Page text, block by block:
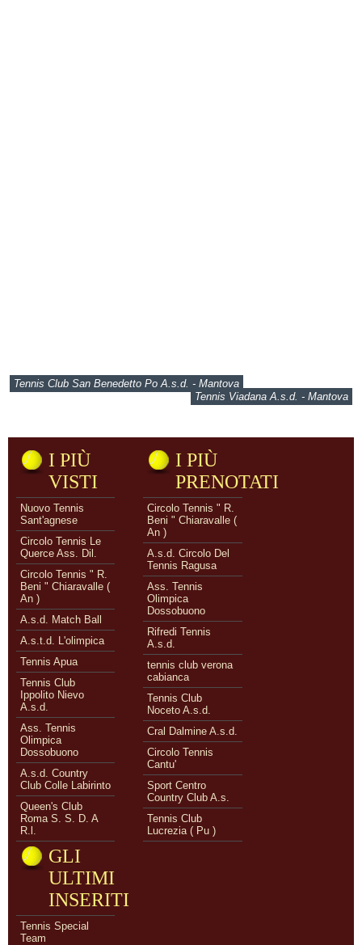
Tennis Club San Benedetto Po A.s.d. - Mantova
Tennis Viadana A.s.d. - Mantova
I PIÙ
VISTI
Nuovo Tennis
Sant'agnese
Circolo Tennis Le
Querce Ass. Dil.
Circolo Tennis " R.
Beni " Chiaravalle (
An )
A.s.d. Match Ball
A.s.t.d. L'olimpica
Tennis Apua
Tennis Club
Ippolito Nievo
A.s.d.
Ass. Tennis
Olimpica
Dossobuono
A.s.d. Country
Club Colle Labirinto
Queen's Club
Roma S. S. D. A
R.l.
I PIÙ
PRENOTATI
Circolo Tennis " R.
Beni " Chiaravalle (
An )
A.s.d. Circolo Del
Tennis Ragusa
Ass. Tennis
Olimpica
Dossobuono
Rifredi Tennis
A.s.d.
tennis club verona
cabianca
Tennis Club
Noceto A.s.d.
Cral Dalmine A.s.d.
Circolo Tennis
Cantu'
Sport Centro
Country Club A.s.
Tennis Club
Lucrezia ( Pu )
GLI
ULTIMI
INSERITI
Tennis Special
Team